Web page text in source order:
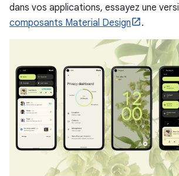
dans vos applications, essayez une
composants Material Design
.